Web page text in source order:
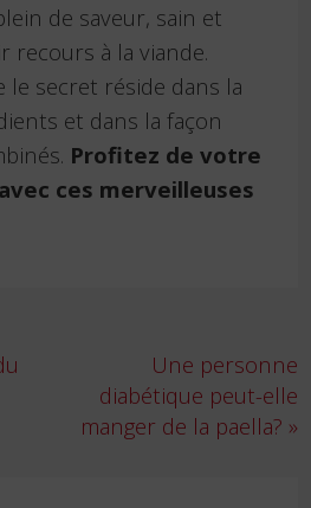
de saveur, sain et
recours à la viande.
le secret réside dans la
et dans la façon
Profitez de votre
ces merveilleuses
Une personne
diabétique peut-elle
manger de la paella? »